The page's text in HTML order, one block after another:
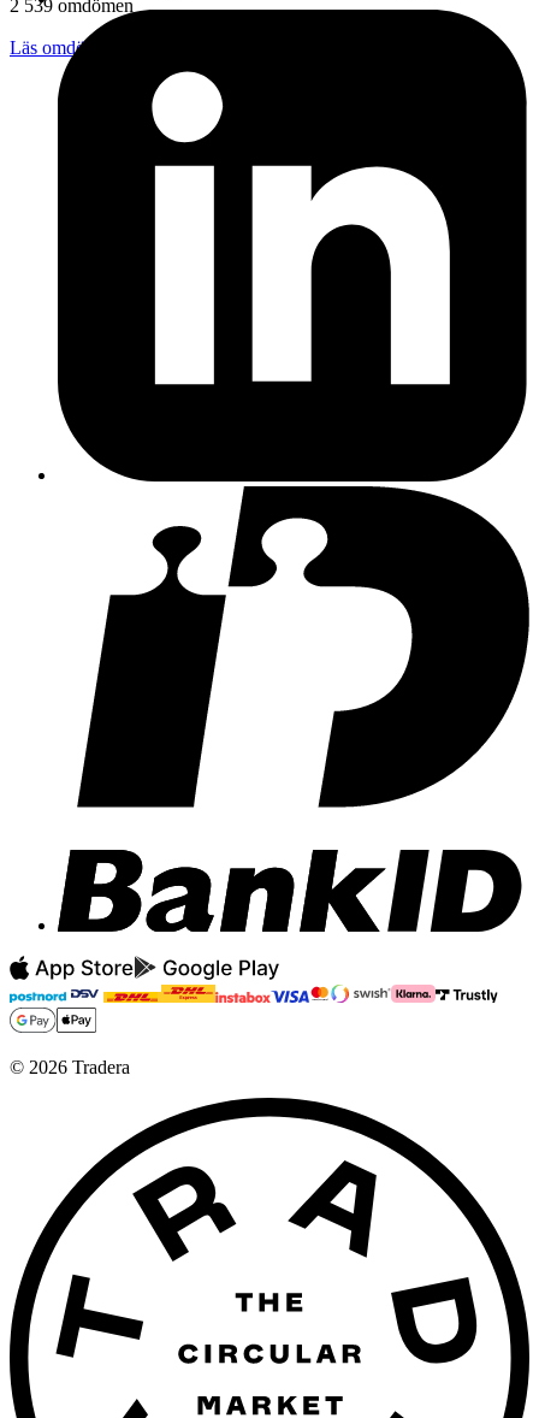
2 539 omdömen
Läs omdömen
© 2026 Tradera